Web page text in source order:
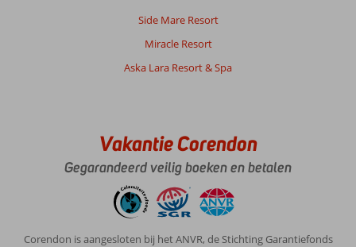
Side Mare Resort
Miracle Resort
Aska Lara Resort & Spa
Vakantie Corendon
Gegarandeerd veilig boeken en betalen
Corendon is aangesloten bij het ANVR, de Stichting Garantiefonds